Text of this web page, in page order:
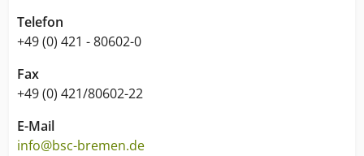
Telefon
+49 (0) 421 - 80602-0
Fax
+49 (0) 421/80602-22
E-Mail
info@bsc-bremen.de